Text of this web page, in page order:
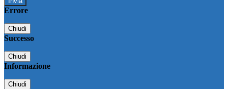
Errore
Chiudi
Successo
Chiudi
Informazione
Chiudi